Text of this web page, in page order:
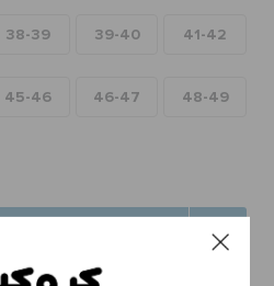
38-39 39-40 41-42
45-46 46-47 48-49